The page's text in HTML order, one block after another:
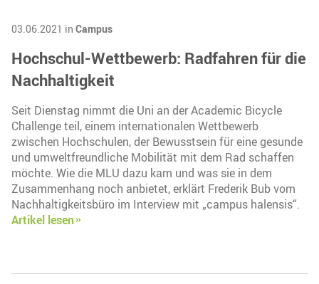
03.06.2021 in Campus
Hochschul-Wettbewerb: Radfahren für die
Nachhaltigkeit
Seit Dienstag nimmt die Uni an der Academic Bicycle
Challenge teil, einem internationalen Wettbewerb
zwischen Hochschulen, der Bewusstsein für eine gesunde
und umweltfreundliche Mobilität mit dem Rad schaffen
möchte. Wie die MLU dazu kam und was sie in dem
Zusammenhang noch anbietet, erklärt Frederik Bub vom
Nachhaltigkeitsbüro im Interview mit „campus halensis“.
Artikel lesen